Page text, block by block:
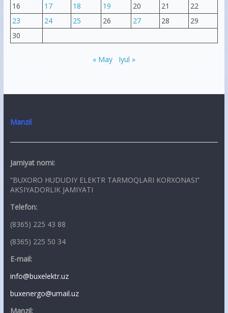
16
17 18 19 20 21
22
23
24 25 26 27 28
29
30
« May Iyul »
Manzil
Jamiyat nomi:
“BUXORO HUDUDIY ELEKTR TARMOQLARI KORXONASI”
AKSIYADORLIK JAMIYATI
Telefon:
(8365) 225 43 88
(8365) 225 50 34
E-mail:
info@buxelektr.uz
buxenergo@umail.uz
Manzil: